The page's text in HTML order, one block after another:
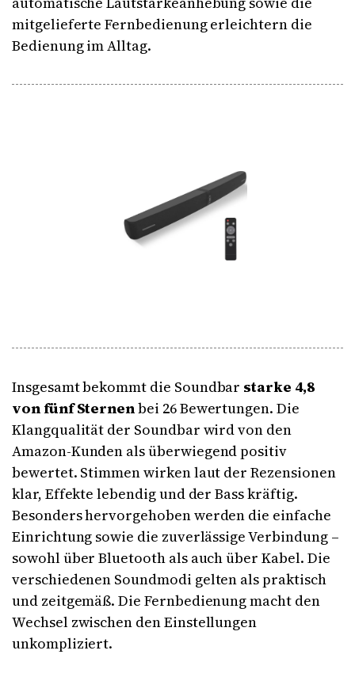
mitgelieferte Fernbedienung erleichtern die
Bedienung im Alltag.
Insgesamt bekommt die Soundbar starke 4,8
von fünf Sternenbei 26 Bewertungen. Die
Klangqualität der Soundbar wird von den
Amazon-Kunden als überwiegend positiv
bewertet. Stimmen wirken laut der Rezensionen
klar, Effekte lebendig und der Bass kräftig.
Besonders hervorgehoben werden die einfache
Einrichtung sowie die zuverlässige Verbindung –
sowohl über Bluetooth als auch über Kabel. Die
verschiedenen Soundmodi gelten als praktisch
und zeitgemäß. Die Fernbedienung macht den
Wechsel zwischen den Einstellungen
unkompliziert.